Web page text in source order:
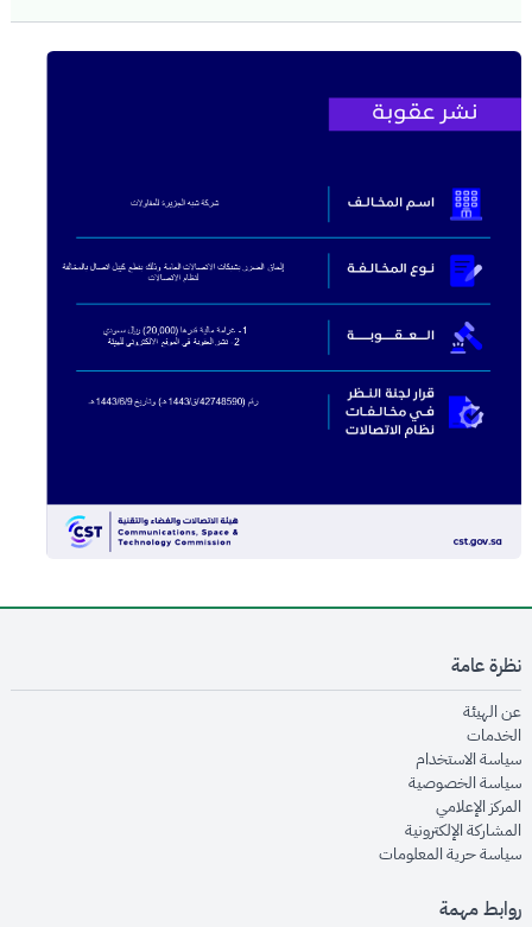
نظرة عامة
عن الهيئةopens in new window
الخدماتopens in new window
سياسة الاستخدام
سياسة الخصوصيةopens in new window
المركز الإعلاميopens in new window
المشاركة الإلكترونيةopens in new window
سياسة حرية المعلوماتopens in new window
روابط مهمة